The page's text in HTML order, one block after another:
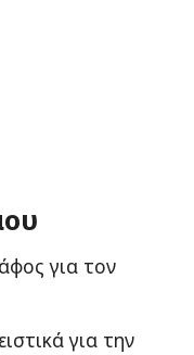
για τον
για την